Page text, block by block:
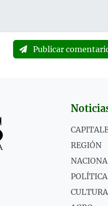
Publicar
REGIÓN
POLÍTICA
CULTURA